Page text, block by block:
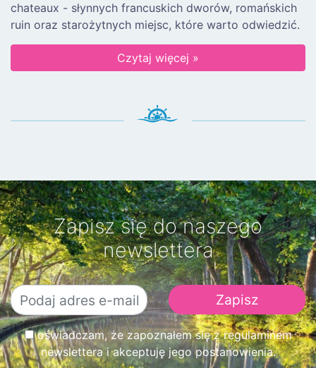
chateaux - słynnych francuskich dworów, romańskich
ruin oraz starożytnych miejsc, które warto odwiedzić.
Czytaj więcej »
Zapisz się do naszego
newslettera
oświadczam, że zapoznałem się z regulaminem
newslettera i akceptuję jego postanowienia.